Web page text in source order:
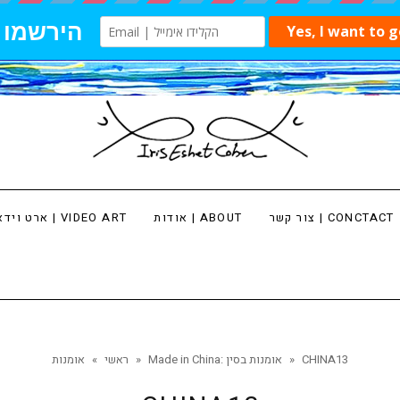
ארט וידאו | VIDEO ART אודות | ABOUT צור קשר | CONCTACT
ראשי » אומנות » Made in China: אומנות בסין » CHINA13